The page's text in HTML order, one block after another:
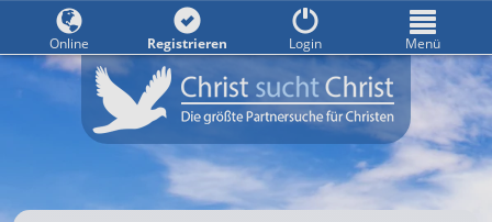
Online Registrieren Login Menü